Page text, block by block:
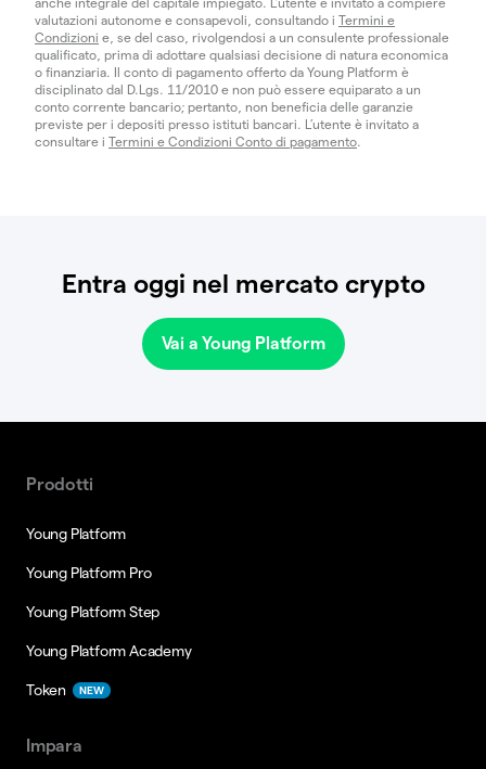
anche integrale del capitale impiegato. L’utente è invitato a compiere
valutazioni autonome e consapevoli, consultando i Termini e
Condizioni e, se del caso, rivolgendosi a un consulente professionale
qualificato, prima di adottare qualsiasi decisione di natura economica
o finanziaria. Il conto di pagamento offerto da Young Platform è
disciplinato dal D.Lgs. 11/2010 e non può essere equiparato a un
conto corrente bancario; pertanto, non beneficia delle garanzie
previste per i depositi presso istituti bancari. L’utente è invitato a
consultare i Termini e Condizioni Conto di pagamento.
Entra oggi nel mercato crypto
Vai a Young Platform
Prodotti
Young Platform
Young Platform Pro
Young Platform Step
Young Platform Academy
Token NEW
Impara